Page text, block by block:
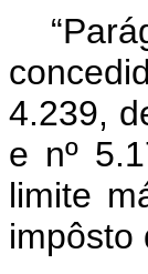
4.239,
e nº
limite
impôsto